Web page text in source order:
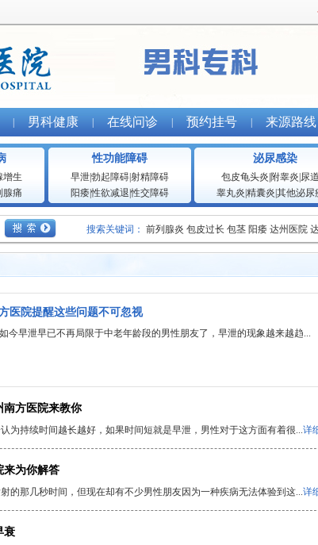
男科健康 在线问诊 预约挂号 来源路线
增生
腺痛
性功能障碍
早泄|勃起障碍|射精障碍
阳痿|性欲减退 性交障碍
泌尿感染
包皮龟头炎 附睾炎 尿
睾丸炎 精囊炎 其他泌尿
搜索关键词： 前列腺炎 包皮过长 包茎 阳痿 达州医院
医院提醒这些问题不可忽视
今早泄早已不再局限于中老年龄段的男性朋友了，早泄的现象越来越趋...
南方医院来教你
为持续时间越长越好，如果时间短就是早泄，男性对于这方面有着很...详
来为你解答
的那几秒时间，但现在却有不少男性朋友因为一种疾病无法体验到这...详
衰